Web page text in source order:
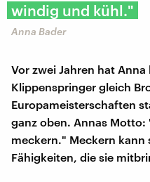
windig und kühl."
Anna Bader
Vor zwei Jahren hat
Klippenspringer gleich
Europameisterschaften
ganz oben. Annas
meckern." Meckern kann
Fähigkeiten, die sie